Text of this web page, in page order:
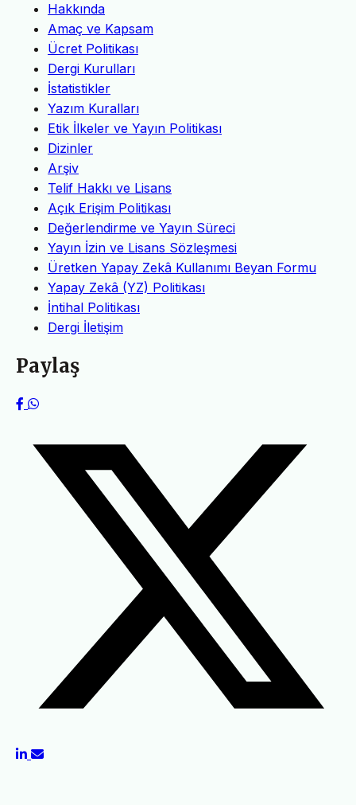
Hakkında
Amaç ve Kapsam
Ücret Politikası
Dergi Kurulları
İstatistikler
Yazım Kuralları
Etik İlkeler ve Yayın Politikası
Dizinler
Arşiv
Telif Hakkı ve Lisans
Açık Erişim Politikası
Değerlendirme ve Yayın Süreci
Yayın İzin ve Lisans Sözleşmesi
Üretken Yapay Zekâ Kullanımı Beyan Formu
Yapay Zekâ (YZ) Politikası
İntihal Politikası
Dergi İletişim
Paylaş